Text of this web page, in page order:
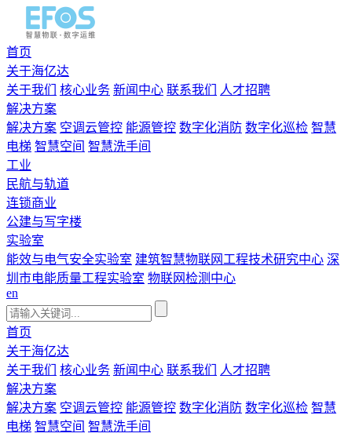
首页
关于海亿达
关于我们
核心业务 新闻中心 联系我们
人才招聘
解决方案
解决方案 空调云管控 能源管控 数字化消防 数字化巡检 智慧
电梯 智慧空间 智慧洗手间
工业
民航与轨道
连锁商业
公建与写字楼
实验室
能效与电气安全实验室 建筑智慧物联网工程技术研究中心 深
圳市电能质量工程实验室 物联网检测中心
en
首页
关于海亿达
关于我们
核心业务 新闻中心 联系我们
人才招聘
解决方案
解决方案 空调云管控 能源管控 数字化消防 数字化巡检 智慧
电梯 智慧空间 智慧洗手间